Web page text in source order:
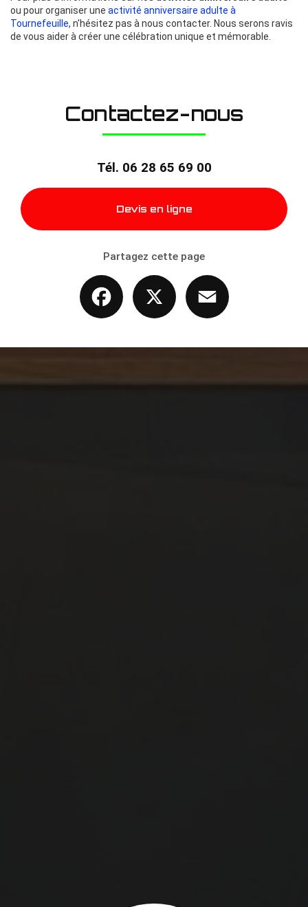
ou pour organiser une activité anniversaire adulte à
Tournefeuille, n'hésitez pas à nous contacter. Nous serons ravis
de vous aider à créer une célébration unique et mémorable.
Contactez-nous
Tél. 06 28 65 69 00
Devis en ligne
Partagez cette page
Facebook